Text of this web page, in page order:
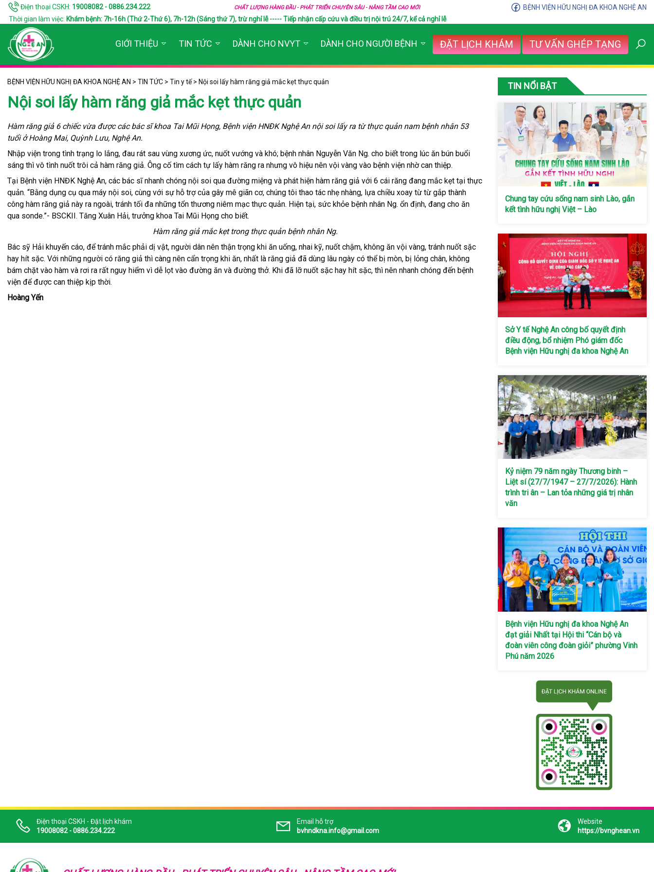
Điện thoại CSKH: 19008082 - 0886.234.222 CHẤT LƯỢNG HÀNG ĐẦU - PHÁT TRIỂN CHUYÊN SÂU - NÂNG TẦM CAO MỚI
BỆNH VIỆN HỮU NGHỊ ĐA KHOA NGHỆ AN
Thời gian làm việc: Khám bệnh: 7h-16h (Thứ 2-Thứ 6), 7h-12h (Sáng thứ 7), trừ nghỉ lễ ----- Tiếp nhận cấp cứu và điều trị nội trú 24/7, kể cả nghỉ lễ
GIỚI THIỆU TIN TỨC DÀNH CHO NVYT DÀNH CHO NGƯỜI BỆNH ĐẶT LỊCH KHÁM TƯ VẤN GHÉP TẠNG
BỆNH VIỆN HỮU NGHỊ ĐA KHOA NGHỆ AN > TIN TỨC > Tin y tế> Nội soi lấy hàm răng giả mắc kẹt thực quản
Nội soi lấy hàm răng giả mắc kẹt thực quản
Hàm răng giả 6 chiếc vừa được các bác sĩ khoa Tai Mũi Họng, Bệnh viện HNĐK Nghệ An nội soi lấy ra từ thực quản nam bệnh nhân 53
tuổi ở Hoàng Mai, Quỳnh Lưu, Nghệ An.
Nhập viện trong tình trạng lo lắng, đau rát sau vùng xương ức, nuốt vướng và khó; bệnh nhân Nguyễn Văn Ng. cho biết trong lúc ăn bún buổi
sáng thì vô tình nuốt trôi cả hàm răng giả. Ông cố tìm cách tự lấy hàm răng ra nhưng vô hiệu nên vội vàng vào bệnh viện nhờ can thiệp.
Tại Bệnh viện HNĐK Nghệ An, các bác sĩ nhanh chóng nội soi qua đường miệng và phát hiện hàm răng giả với 6 cái răng đang mắc kẹt tại thực
quản. “Bằng dụng cụ qua máy nội soi, cùng với sự hỗ trợ của gây mê giãn cơ, chúng tôi thao tác nhẹ nhàng, lựa chiều xoay từ từ gắp thành
công hàm răng giả này ra ngoài, tránh tối đa những tổn thương niêm mạc thực quản. Hiện tại, sức khỏe bệnh nhân Ng. ổn định, đang cho ăn
qua sonde.”- BSCKII. Tăng Xuân Hải, trưởng khoa Tai Mũi Họng cho biết.
Hàm răng giả mắc kẹt trong thực quản bệnh nhân Ng.
Bác sỹ Hải khuyến cáo, để tránh mắc phải dị vật, người dân nên thận trọng khi ăn uống, nhai kỹ, nuốt chậm, không ăn vội vàng, tránh nuốt sặc
hay hít sặc. Với những người có răng giả thì càng nên cẩn trọng khi ăn, nhất là răng giả đã dùng lâu ngày có thể bị mòn, bị lỏng chân, không
bám chặt vào hàm và rơi ra rất nguy hiểm vì dễ lọt vào đường ăn và đường thở. Khi đã lỡ nuốt sặc hay hít sặc, thì nên nhanh chóng đến bệnh
viện để được can thiệp kịp thời.
Hoàng Yến
TIN NỔI BẬT
Chung tay cứu sống nam sinh Lào, gắn
kết tình hữu nghị Việt – Lào
Sở Y tế Nghệ An công bố quyết định
điều động, bổ nhiệm Phó giám đốc
Bệnh viện Hữu nghị đa khoa Nghệ An
Kỷ niệm 79 năm ngày Thương binh –
Liệt sí (27/7/1947 – 27/7/2026): Hành
trình tri ân – Lan tỏa những giá trị nhân
văn
Bệnh viện Hữu nghị đa khoa Nghệ An
đạt giải Nhất tại Hội thi “Cán bộ và
đoàn viên công đoàn giỏi” phường Vinh
Phú năm 2026
Điện thoại CSKH - Đặt lịch khám
19008082 - 0886.234.222
Email hỗ trợ
bvhndkna.info@gmail.com
Website
https://bvnghean.vn